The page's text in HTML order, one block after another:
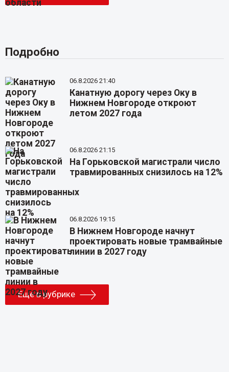
Подробно
06.8.2026 21:40
Канатную дорогу через Оку в
Нижнем Новгороде откроют
летом 2027 года
06.8.2026 21:15
На Горьковской магистрали число
травмированных снизилось на 12%
06.8.2026 19:15
В Нижнем Новгороде начнут
проектировать новые трамвайные
линии в 2027 году
Еще в рубрике